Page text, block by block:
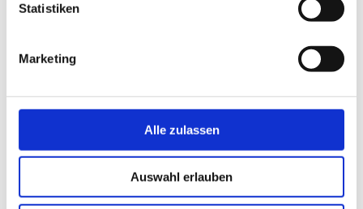
Statistiken
Marketing
Alle zulassen
Auswahl erlauben
Familientherapie
Paartherapie